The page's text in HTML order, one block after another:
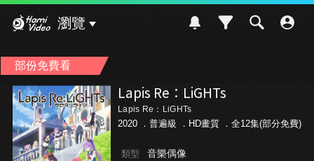
瀏覽
部份免費看
Lapis Re：LiGHTs
Lapis Re：LiGHTs
2020 ． 普遍級 ．HD畫質 ．全12集(部分免費)
類型 音樂偶像